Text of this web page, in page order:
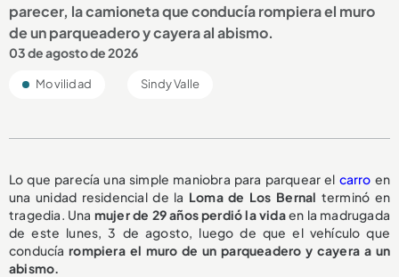
parecer, la camioneta que conducía rompiera el muro
de un parqueadero y cayera al abismo.
03 de agosto de 2026
Movilidad Sindy Valle
Lo que parecía una simple maniobra para parquear el carro en
una unidad residencial de la Loma de Los Bernal terminó en
tragedia. Una mujer de 29 años perdió la vidaen la madrugada
de este lunes, 3 de agosto, luego de que el vehículo que
conducíarompiera el muro de un parqueadero y cayera a un
abismo.